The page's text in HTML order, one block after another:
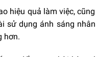
hiệu quả làm việc,
sử dụng ánh sáng
hơn.